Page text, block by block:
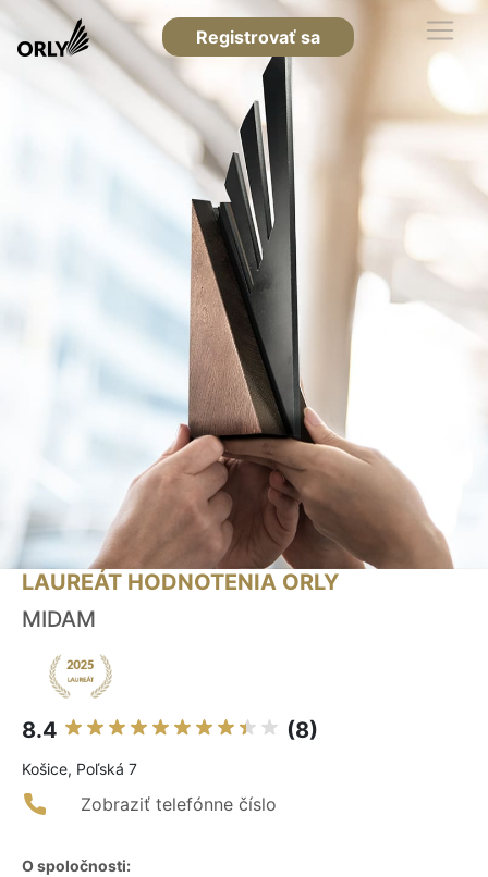
Registrovať sa
LAUREÁT HODNOTENIA ORLY
MIDAM
8.4 (8)
Košice, Poľská 7
Zobraziť telefónne číslo
O spoločnosti: